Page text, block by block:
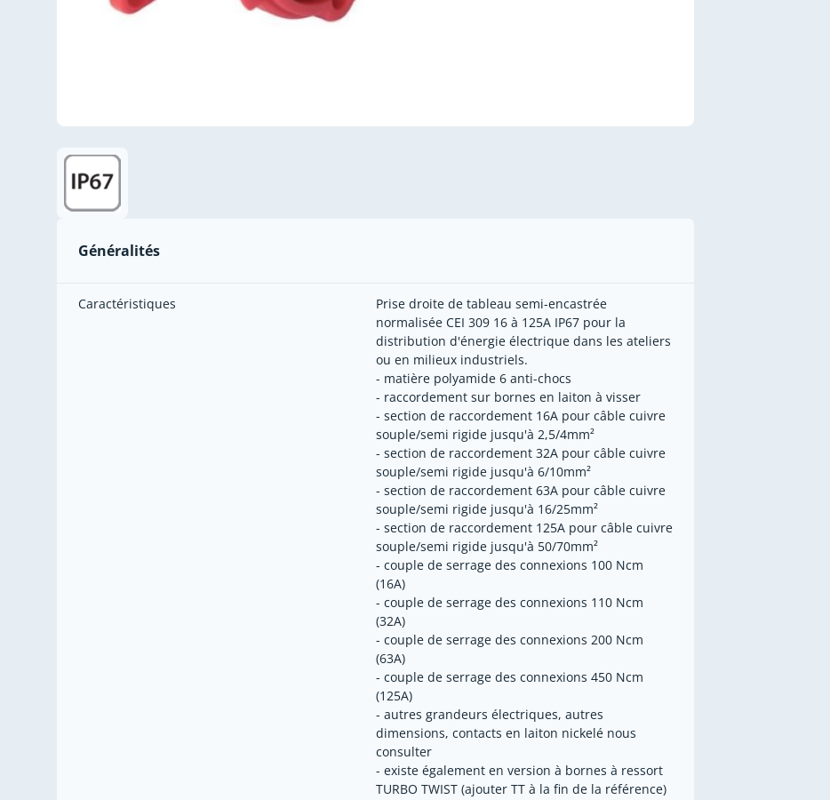
Généralités
Caractéristiques
Prise droite de tableau semi-encastrée
normalisée CEI 309 16 à 125A IP67 pour la
distribution d'énergie électrique dans les ateliers
ou en milieux industriels.
- matière polyamide 6 anti-chocs
- raccordement sur bornes en laiton à visser
- section de raccordement 16A pour câble cuivre
souple/semi rigide jusqu'à 2,5/4mm²
- section de raccordement 32A pour câble cuivre
souple/semi rigide jusqu'à 6/10mm²
- section de raccordement 63A pour câble cuivre
souple/semi rigide jusqu'à 16/25mm²
- section de raccordement 125A pour câble cuivre
souple/semi rigide jusqu'à 50/70mm²
- couple de serrage des connexions 100 Ncm
(16A)
- couple de serrage des connexions 110 Ncm
(32A)
- couple de serrage des connexions 200 Ncm
(63A)
- couple de serrage des connexions 450 Ncm
(125A)
- autres grandeurs électriques, autres
dimensions, contacts en laiton nickelé nous
consulter
- existe également en version à bornes à ressort
TURBO TWIST (ajouter TT à la fin de la référence)